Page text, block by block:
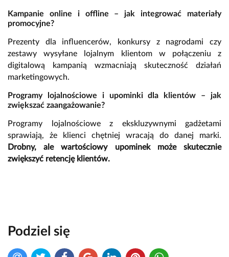
Kampanie online i offline – jak integrować materiały
promocyjne?
Prezenty dla influencerów, konkursy z nagrodami czy
zestawy wysyłane lojalnym klientom w połączeniu z
digitalową kampanią wzmacniają skuteczność działań
marketingowych.
Programy lojalnościowe i upominki dla klientów – jak
zwiększać zaangażowanie?
Programy lojalnościowe z ekskluzywnymi gadżetami
sprawiają, że klienci chętniej wracają do danej marki.
Drobny, ale wartościowy upominek może skutecznie
zwiększyć retencję klientów.
Podziel się